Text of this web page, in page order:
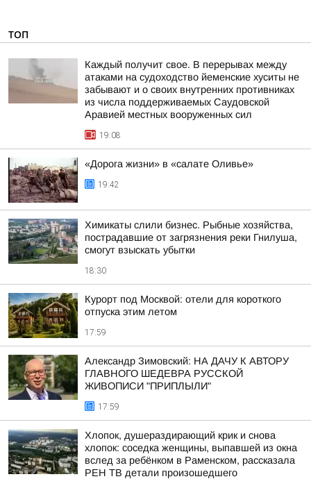
ТОП
Каждый получит свое. В перерывах между
атаками на судоходство йеменские хуситы не
забывают и о своих внутренних противниках
из числа поддерживаемых Саудовской
Аравией местных вооруженных сил
19:08
«Дорога жизни» в «салате Оливье»
19:42
Химикаты слили бизнес. Рыбные хозяйства,
пострадавшие от загрязнения реки Гнилуша,
смогут взыскать убытки
18:30
Курорт под Москвой: отели для короткого
отпуска этим летом
17:59
Александр Зимовский: НА ДАЧУ К АВТОРУ
ГЛАВНОГО ШЕДЕВРА РУССКОЙ
ЖИВОПИСИ "ПРИПЛЫЛИ"
17:59
Хлопок, душераздирающий крик и снова
хлопок: соседка женщины, выпавшей из окна
вслед за ребёнком в Раменском, рассказала
РЕН ТВ детали произошедшего